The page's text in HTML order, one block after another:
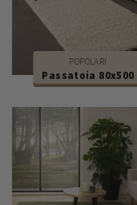
POPOLARI
Passatoia 80x500